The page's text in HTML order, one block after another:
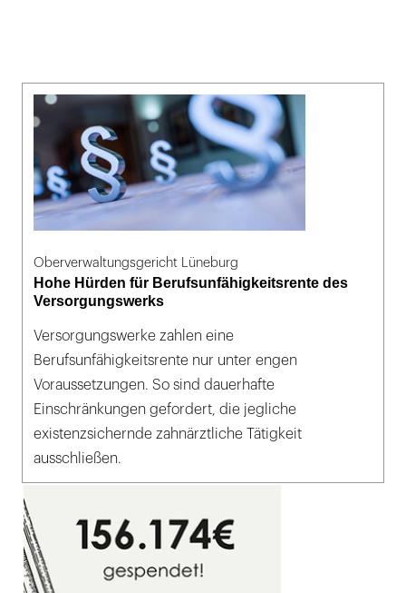
Oberverwaltungsgericht Lüneburg
Hohe Hürden für Berufsunfähigkeitsrente des
Versorgungswerks
Versorgungswerke zahlen eine
Berufsunfähigkeitsrente nur unter engen
Voraussetzungen. So sind dauerhafte
Einschränkungen gefordert, die jegliche
existenzsichernde zahnärztliche Tätigkeit
ausschließen.